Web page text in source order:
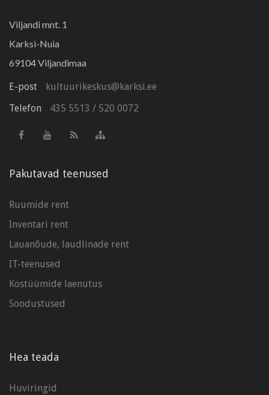
Viljandi mnt. 1
Karksi-Nuia
69104 Viljandimaa
E-post
kultuurikeskus@karksi.ee
Telefon
435 5513 / 520 0072
Pakutavad teenused
Ruumide rent
Inventari rent
Lauanõude, laudlinade rent
IT-teenused
Kostüümide laenutus
Soodustused
Hea teada
Huviringid